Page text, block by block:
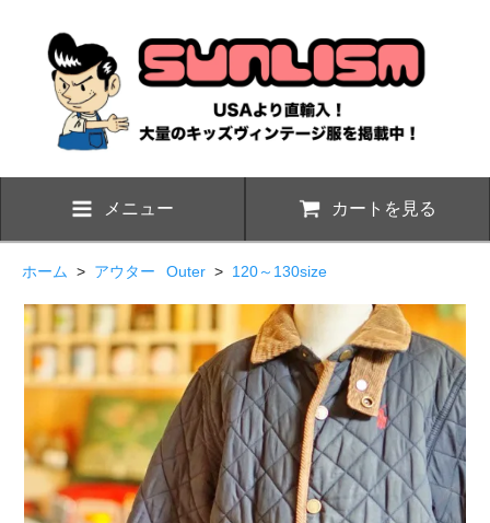
メニュー カートを見る
ホーム > アウター Outer > 120～130size